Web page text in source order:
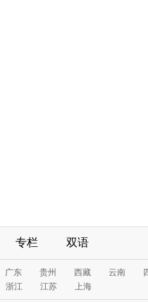
专栏 双语
广东 贵州 西藏 云南
浙江 江苏 上海